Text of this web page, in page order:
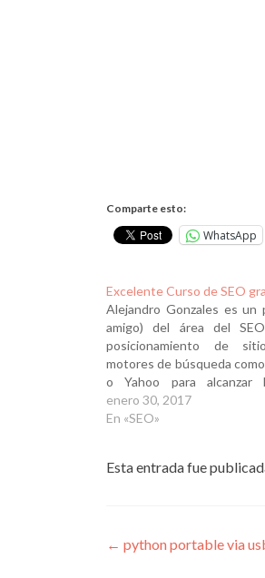
Comparte esto:
WhatsApp
Excelente Curso de SEO
Alejandro Gonzales es un
amigo) del área del
posicionamiento de
motores de búsqueda
o Yahoo para alcanzar
resultados en las
puede significar tráfico y
enero 30, 2017
En «SEO»
Esta entrada fue
Navegación
← python portable via